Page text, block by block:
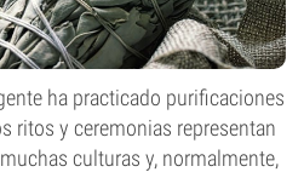
ha practicado purificaciones
ritos y ceremonias representan
culturas y, normalmente,